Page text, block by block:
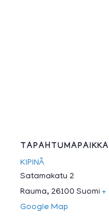
TAPAHTUMAPAIKKA
KIPINÄ
Satamakatu 2
Rauma, 26100 Suomi +
Google Map